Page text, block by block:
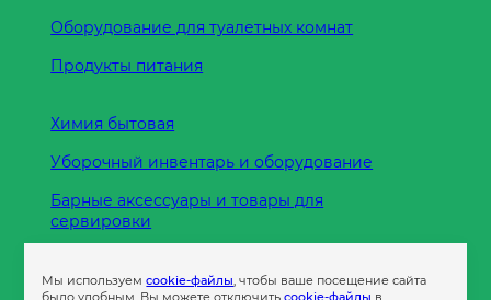
Оборудование для туалетных комнат
Продукты питания
Химия бытовая
Уборочный инвентарь и оборудование
Барные аксессуары и товары для
сервировки
Мы используемcookie-файлы, чтобы ваше посещение сайта
было удобным. Вы можете отключитьcookie-файлы в